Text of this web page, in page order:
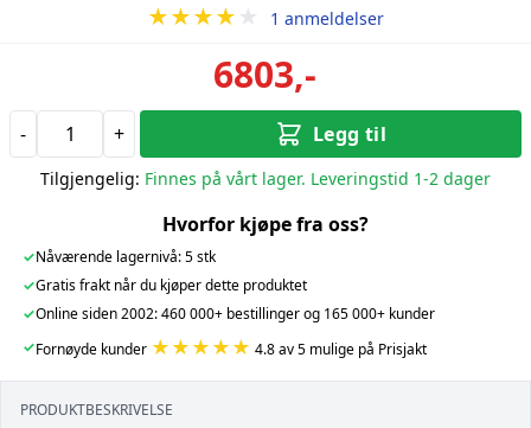
★★★★ ★ 1 anmeldelser
6803,-
- + Legg til
Tilgjengelig: Finnes på vårt lager. Leveringstid 1-2 dager
Hvorfor kjøpe fra oss?
✓Nåværende lagernivå: 5 stk
✓Gratis frakt når du kjøper dette produktet
✓Online siden 2002: 460 000+ bestillinger og 165 000+ kunder
✓Fornøyde kunder ★★★★★ 4.8 av 5 mulige på Prisjakt
PRODUKTBESKRIVELSE